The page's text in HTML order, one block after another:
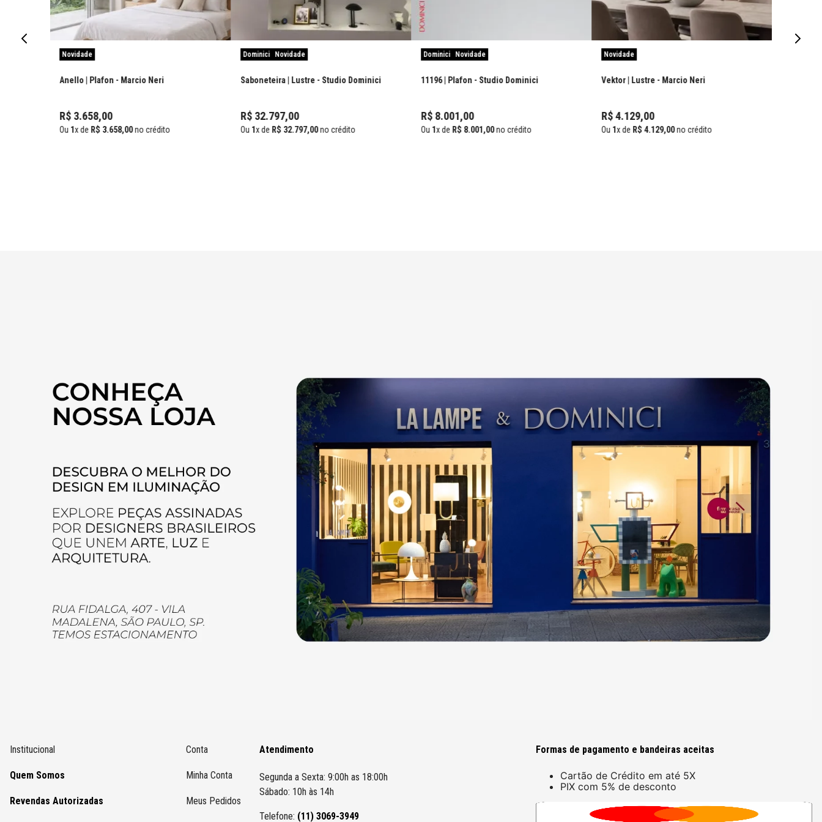
Novidade
Anello | Plafon - Marcio Neri
R$ 3.658,00
Ou 1x de R$ 3.658,00no crédito
Dominici Novidade
Saboneteira | Lustre - Studio Dominici
R$ 32.797,00
Ou 1x de R$ 32.797,00no crédito
Dominici Novidade
11196 | Plafon - Studio Dominici
R$ 8.001,00
Ou 1x de R$ 8.001,00no crédito
Novidade
Vektor | Lustre - Marcio Neri
R$4.129,00
Ou 1x de R$4.129,00no crédito
Institucional
Quem Somos
Revendas Autorizadas
Conta
Minha Conta
Meus Pedidos
Atendimento
Segunda a Sexta: 9:00h as 18:00h
Sábado: 10h às 14h
Telefone: (11) 3069-3949
Formas de pagamento e bandeiras aceitas
Cartão de Crédito em até 5X
PIX com 5% de desconto